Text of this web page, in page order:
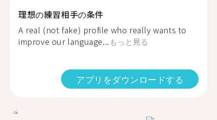
理想の練習相手の条件
A real (not fake) profile who really wants to
improve our language... もっと見る
アプリをダウンロードする